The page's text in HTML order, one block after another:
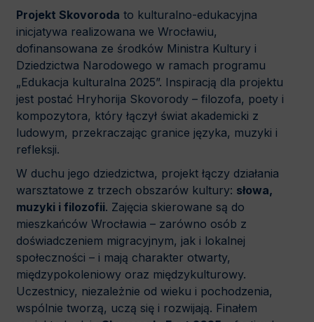
Projekt Skovoroda to kulturalno-edukacyjna
inicjatywa realizowana we Wrocławiu,
dofinansowana ze środków Ministra Kultury i
Dziedzictwa Narodowego w ramach programu
„Edukacja kulturalna 2025”. Inspiracją dla projektu
jest postać Hryhorija Skovorody – filozofa, poety i
kompozytora, który łączył świat akademicki z
ludowym, przekraczając granice języka, muzyki i
refleksji.
W duchu jego dziedzictwa, projekt łączy działania
warsztatowe z trzech obszarów kultury: słowa,
muzyki i filozofii. Zajęcia skierowane są do
mieszkańców Wrocławia – zarówno osób z
doświadczeniem migracyjnym, jak i lokalnej
społeczności – i mają charakter otwarty,
międzypokoleniowy oraz międzykulturowy.
Uczestnicy, niezależnie od wieku i pochodzenia,
wspólnie tworzą, uczą się i rozwijają. Finałem